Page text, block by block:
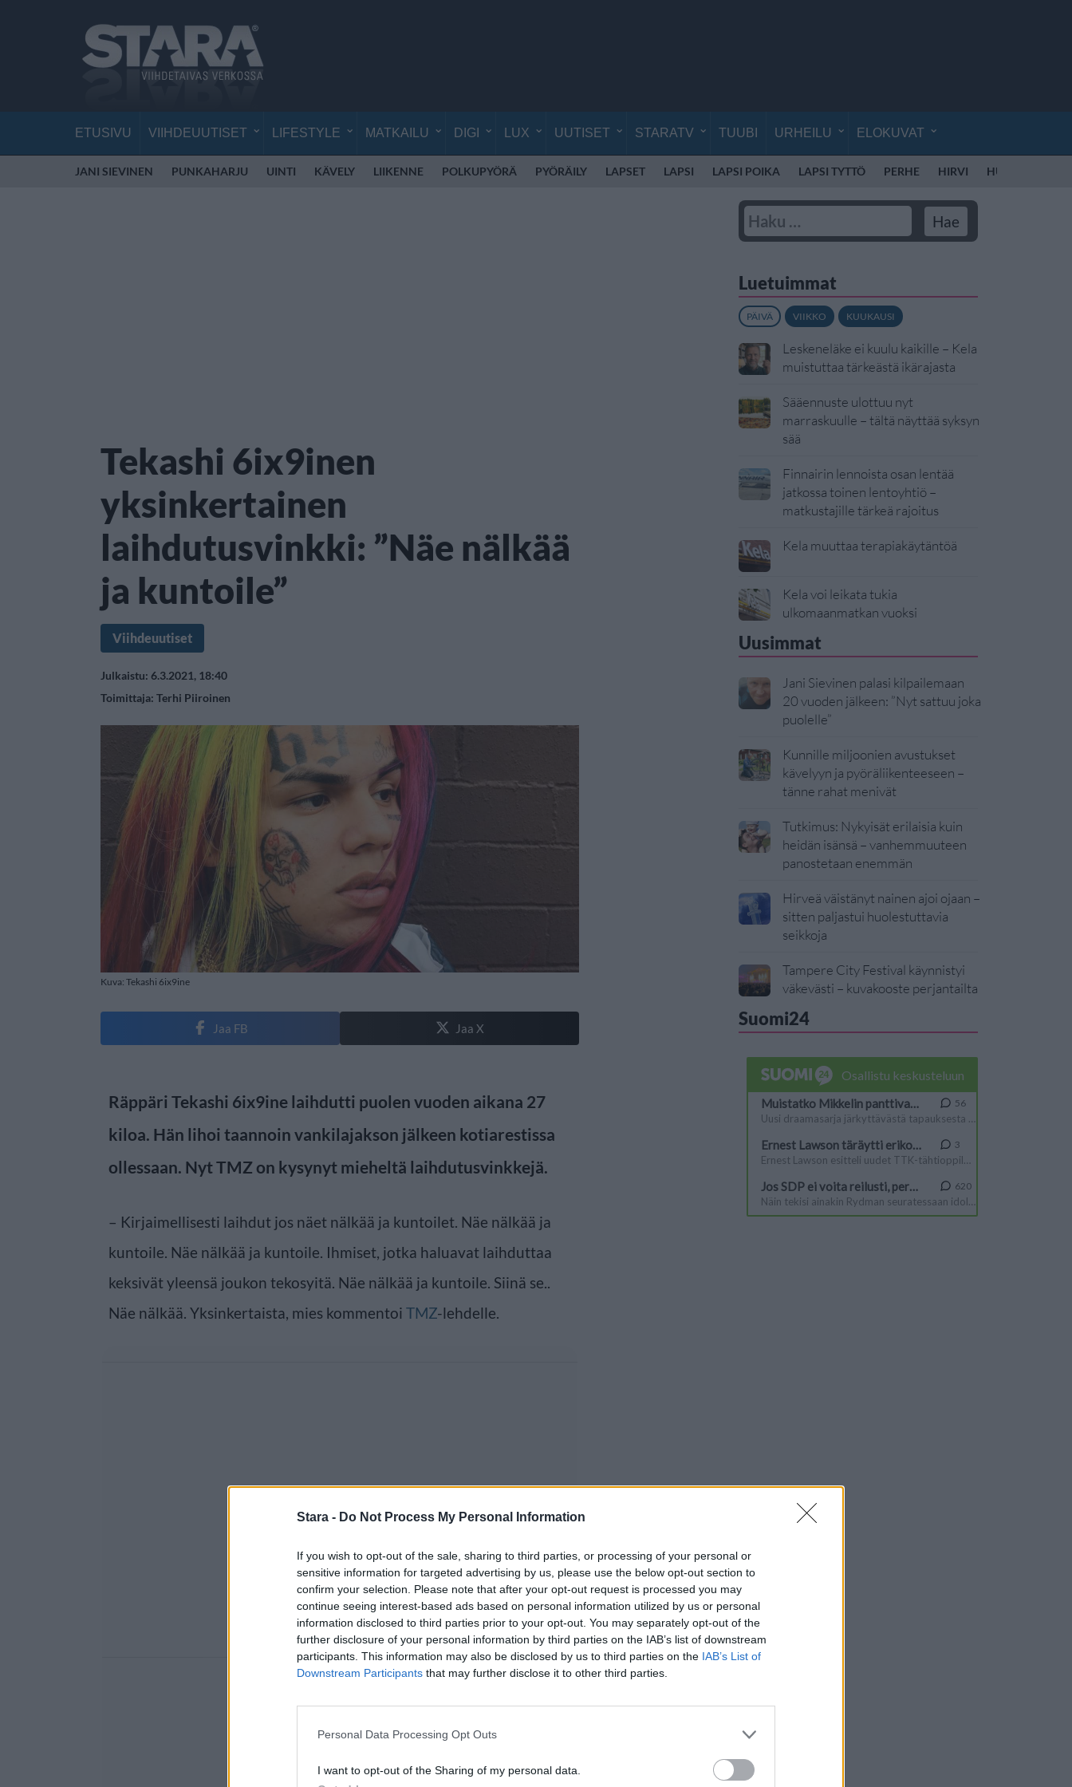
Stara - Do Not Process My Personal Information
If you wish to opt-out of the sale, sharing to third parties, or processing of your personal or
sensitive information for targeted advertising by us, please use the below opt-out section to
confirm your selection. Please note that after your opt-out request is processed you may
continue seeing interest-based ads based on personal information utilized by us or personal
information disclosed to third parties prior to your opt-out. You may separately opt-out of the
further disclosure of your personal information by third parties on the IAB’s list of downstream
participants. This information may also be disclosed by us to third parties on the IAB’s List of
Downstream Participants that may further disclose it to other third parties.
Personal Data Processing Opt Outs
I want to opt-out of the Sharing of my personal data.
ETUSIVU VIIHDEUUTISET LIFESTYLE MATKAILU DIGI LUX UUTISET STARATV TUUBI URHEILU ELOKUVAT
JANI SIEVINEN PUNKAHARJU UINTI KÄVELY LIIKENNE POLKUPYÖRÄ PYÖRÄILY LAPSET LAPSI LAPSI POIKA LAPSI TYTTÖ PERHE HIRVI HUUMEET
Tekashi 6ix9inen
yksinkertainen
laihdutusvinkki: ”Näe nälkää
ja kuntoile”
Viihdeuutiset
Julkaistu: 6.3.2021, 18:40
Toimittaja: Terhi Piiroinen
Kuva: Tekashi 6ix9ine
Jaa FB Jaa X
Räppäri Tekashi 6ix9ine laihdutti puolen vuoden aikana 27
kiloa. Hän lihoi taannoin vankilajakson jälkeen kotiarestissa
ollessaan. Nyt TMZ on kysynyt mieheltä laihdutusvinkkejä.
– Kirjaimellisesti laihdut jos näet nälkää ja kuntoilet. Näe nälkää ja
kuntoile. Näe nälkää ja kuntoile. Ihmiset, jotka haluavat laihduttaa
keksivät yleensä joukon tekosyitä. Näe nälkää ja kuntoile. Siinä se..
Näe nälkää. Yksinkertaista, mies kommentoi TMZ-lehdelle.
Luetuimmat
PÄIVÄ VIIKKO KUUKAUSI
Leskeneläke ei kuulu kaikille – Kela
muistuttaa tärkeästä ikärajasta
Sääennuste ulottuu nyt
marraskuulle – tältä näyttää syksyn
sää
Finnairin lennoista osan lentää
jatkossa toinen lentoyhtiö –
matkustajille tärkeä rajoitus
Kela muuttaa terapiakäytäntöä
Kela voi leikata tukia
ulkomaanmatkan vuoksi
Uusimmat
Jani Sievinen palasi kilpailemaan
20 vuoden jälkeen: ”Nyt sattuu joka
puolelle”
Kunnille miljoonien avustukset
kävelyyn ja pyöräliikenteeseen –
tänne rahat menivät
Tutkimus: Nykyisät erilaisia kuin
heidän isänsä – vanhemmuuteen
panostetaan enemmän
Hirveä väistänyt nainen ajoi ojaan –
sitten paljastui huolestuttavia
seikkoja
Tampere City Festival käynnistyi
väkevästi – kuvakooste perjantailta
Suomi24